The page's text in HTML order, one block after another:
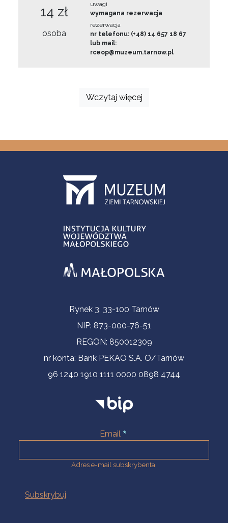
14 zł
osoba
uwagi
wymagana rezerwacja
rezerwacja
nr telefonu: (+48) 14 657 18 67
lub mail:
rceop@muzeum.tarnow.pl
Wczytaj więcej
Informacje kontaktoweRynek 3, 33-100 Tarnów
NIP: 873-000-76-51
REGON: 850012309
nr konta: Bank PEKAO S.A. O/Tarnów
96 1240 1910 1111 0000 0898 4744
Email
Adres e-mail subskrybenta.